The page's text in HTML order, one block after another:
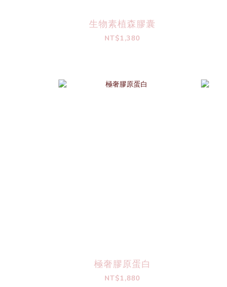
生物素植森膠囊
NT$1,380
極奢膠原蛋白
NT$1,880